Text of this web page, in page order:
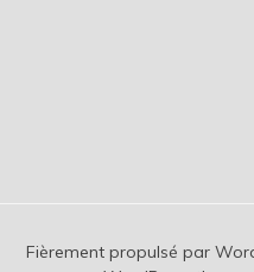
Fièrement propulsé par